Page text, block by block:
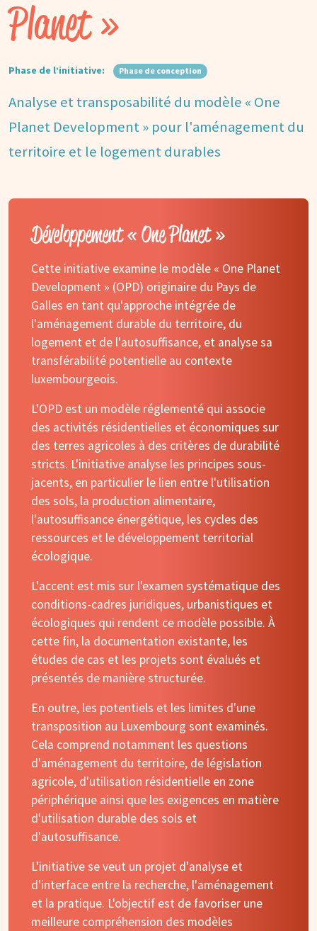
Planet »
Phase de l’initiative: Phase de conception
Analyse et transposabilité du modèle « One
Planet Development » pour l'aménagement du
territoire et le logement durables
Développement « One Planet »
Cette initiative examine le modèle « One Planet
Development » (OPD) originaire du Pays de
Galles en tant qu'approche intégrée de
l'aménagement durable du territoire, du
logement et de l'autosuffisance, et analyse sa
transférabilité potentielle au contexte
luxembourgeois.
L'OPD est un modèle réglementé qui associe
des activités résidentielles et économiques sur
des terres agricoles à des critères de durabilité
stricts. L'initiative analyse les principes sous-
jacents, en particulier le lien entre l'utilisation
des sols, la production alimentaire,
l'autosuffisance énergétique, les cycles des
ressources et le développement territorial
écologique.
L'accent est mis sur l'examen systématique des
conditions-cadres juridiques, urbanistiques et
écologiques qui rendent ce modèle possible. À
cette fin, la documentation existante, les
études de cas et les projets sont évalués et
présentés de manière structurée.
En outre, les potentiels et les limites d'une
transposition au Luxembourg sont examinés.
Cela comprend notamment les questions
d'aménagement du territoire, de législation
agricole, d'utilisation résidentielle en zone
périphérique ainsi que les exigences en matière
d'utilisation durable des sols et
d'autosuffisance.
L'initiative se veut un projet d'analyse et
d'interface entre la recherche, l'aménagement
et la pratique. L'objectif est de favoriser une
meilleure compréhension des modèles